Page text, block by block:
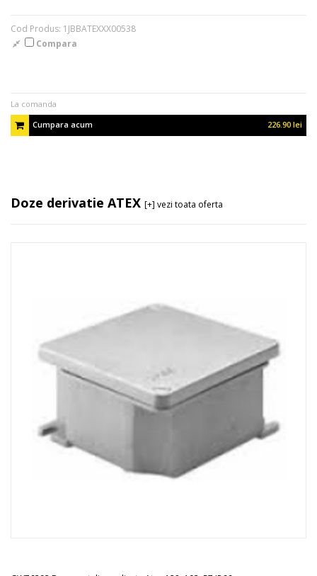
Cod Produs: 1JBBATEXXX00538
Compara
La comanda
Cumpara acum
226.90 lei
Doze derivatie ATEX [+] vezi toata oferta